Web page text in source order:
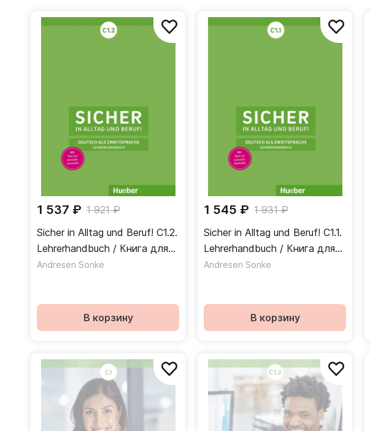
1 537 ₽ 1 921 ₽
Sicher in Alltag und Beruf! C1.2.
Lehrerhandbuch / Книга для
учителя Часть 2
Andresen Sonke
В корзину
1 545 ₽ 1 931 ₽
Sicher in Alltag und Beruf! C1.1.
Lehrerhandbuch / Книга для
учителя Часть 1
Andresen Sonke
В корзину